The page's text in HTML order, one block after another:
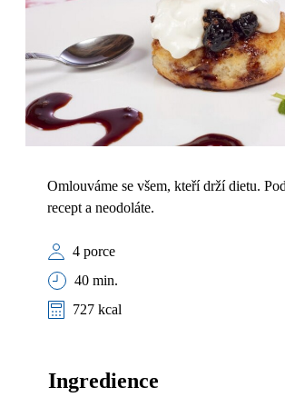
Omlouváme se všem, kteří drží dietu.
recept a neodoláte.
4 porce
40 min.
727 kcal
Ingredience